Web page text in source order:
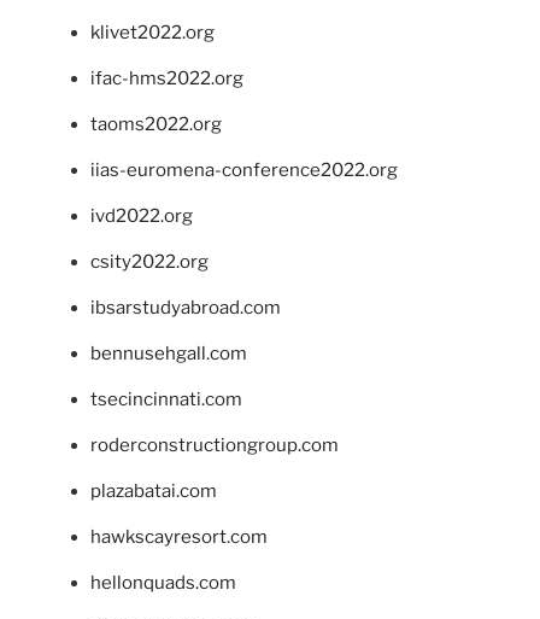
klivet2022.org
ifac-hms2022.org
taoms2022.org
iias-euromena-conference2022.org
ivd2022.org
csity2022.org
ibsarstudyabroad.com
bennusehgall.com
tsecincinnati.com
roderconstructiongroup.com
plazabatai.com
hawkscayresort.com
hellonquads.com